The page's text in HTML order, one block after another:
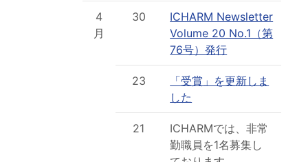
4
月
30
ICHARM Newsletter
Volume 20 No.1（第
76号）発行
23
「受賞」を更新しま
した
21
ICHARMでは、非常
勤職員を1名募集し